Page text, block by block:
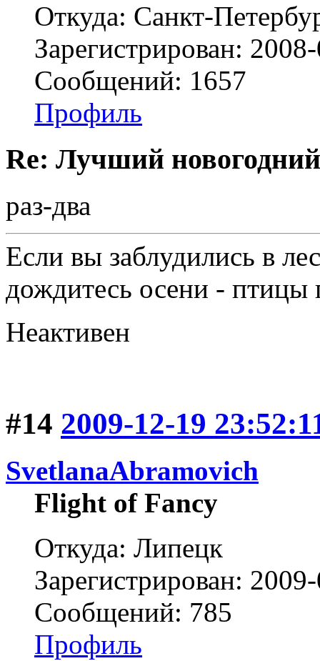
Откуда: Санкт-
Зарегистрирован:
Сообщений: 1657
Профиль
Re: Лучший
раз-два
Если вы заблудились в
дождитесь осени - птицы
Неактивен
#14 2009-12-19
SvetlanaAbramovich
Flight of Fancy
Откуда: Липецк
Зарегистрирован:
Сообщений: 785
Профиль